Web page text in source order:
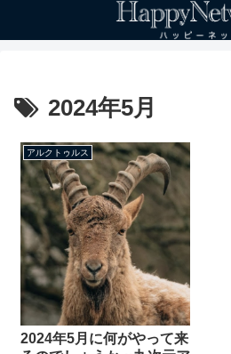
2024年5月
アルクトゥルス
2024年5月に何がやって来